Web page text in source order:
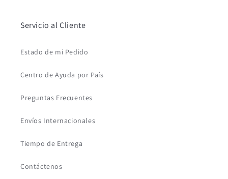
Servicio al Cliente
Estado de mi Pedido
Centro de Ayuda por País
Preguntas Frecuentes
Envíos Internacionales
Tiempo de Entrega
Contáctenos